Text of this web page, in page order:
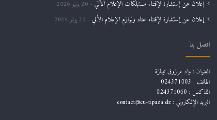
إعلان عن إستشارة لإقتناء مستهلكات الإعلام الألي 20 يوليو 2026
إعلان عن إستشارة لإقتناء عتاد ولوازم الإعلام الألي 20 يوليو 2026
اتصل بنا
العنوان : واد مرزوق تيبازة
الهاتف : 024371003
الفاكس : 024371060
البريد الإلكتروني : contact@cu-tipaza.dz